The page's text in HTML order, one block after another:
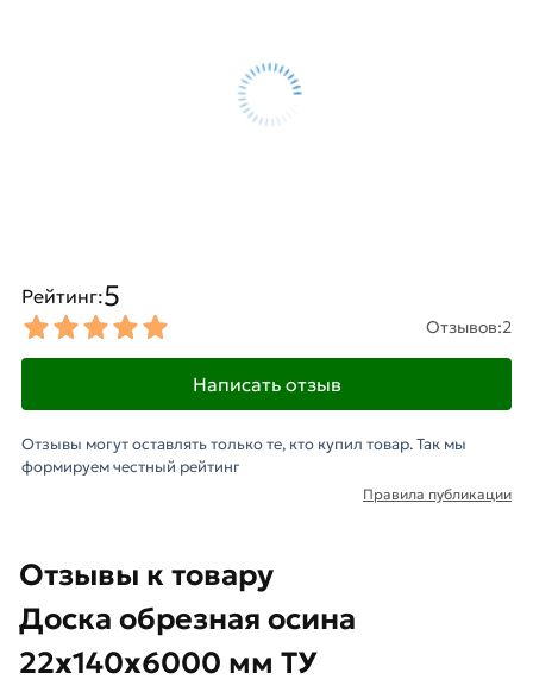
Отзывы к товару
Доска обрезная осина
22х140х6000 мм ТУ
Рейтинг:5
Отзывов:2
Написать отзыв
Отзывы могут оставлять только те, кто купил товар. Так мы
формируем честный рейтинг
Правила публикации